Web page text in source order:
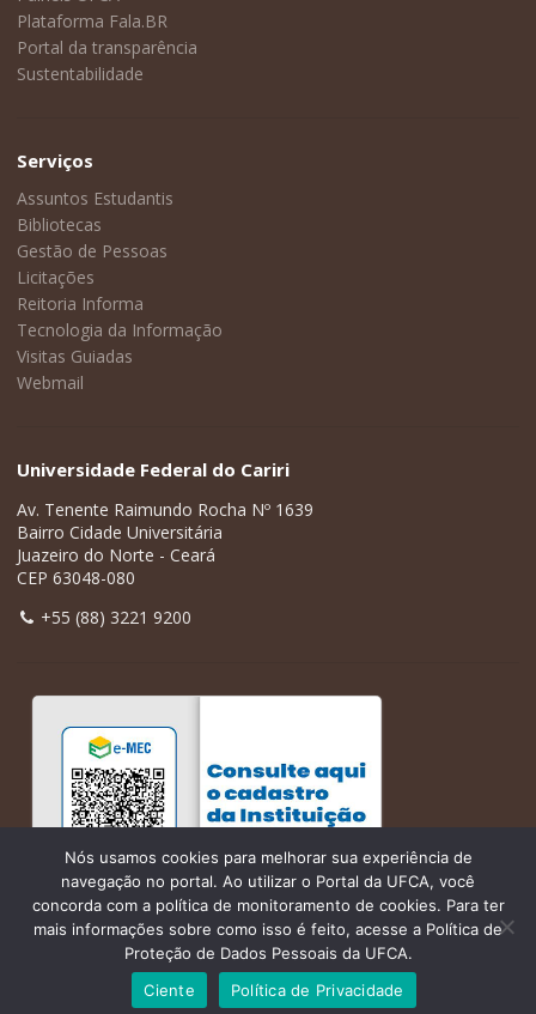
Plataforma Fala.BR
Portal da transparência
Sustentabilidade
Serviços
Assuntos Estudantis
Bibliotecas
Gestão de Pessoas
Licitações
Reitoria Informa
Tecnologia da Informação
Visitas Guiadas
Webmail
Universidade Federal do Cariri
Av. Tenente Raimundo Rocha Nº 1639
Bairro Cidade Universitária
Juazeiro do Norte - Ceará
CEP 63048-080
+55 (88) 3221 9200
Nós usamos cookies para melhorar sua experiência de
navegação no portal. Ao utilizar o Portal da UFCA, você
concorda com a política de monitoramento de cookies. Para ter
mais informações sobre como isso é feito, acesse a Política de
Proteção de Dados Pessoais da UFCA.
Ciente
Política de Privacidade